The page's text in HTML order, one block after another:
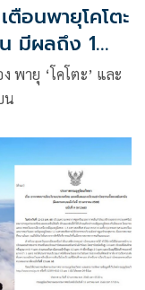
อนพายุโคโตะ
มีผลถึง 1
พายุ ‘โคโตะ’ และ
น